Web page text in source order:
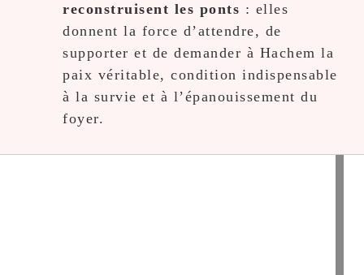
reconstruisent les ponts : elles
donnent la force d’attendre, de
supporter et de demander à Hachem la
paix véritable, condition indispensable
à la survie et à l’épanouissement du
foyer.